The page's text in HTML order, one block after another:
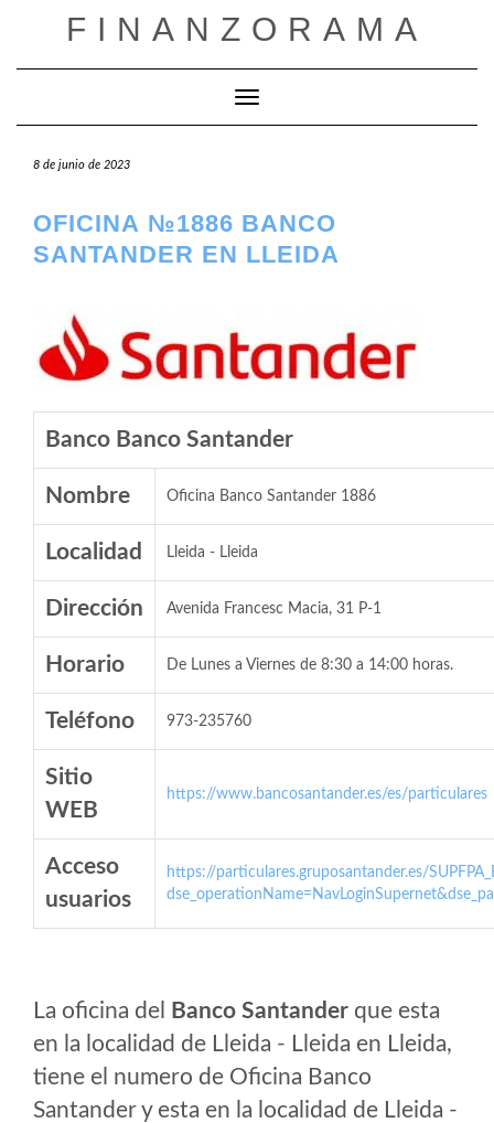
FINANZORAMA
Cambiar modo de navegación
8 de junio de 2023
OFICINA №1886 BANCO
SANTANDER EN LLEIDA
Banco Banco Santander
Nombre Oficina Banco Santander 1886
Localidad Lleida - Lleida
Dirección Avenida Francesc Macia, 31 P-1
Horario De Lunes a Viernes de 8:30 a 14:00 horas.
Teléfono 973-235760
Sitio
WEB
https://www.bancosantander.es/es/particulares
Acceso
usuarios
https://particulares.gruposantander.es/
La oficina del Banco Santander que esta
en la localidad de Lleida - Lleida en Lleida,
tiene el numero de Oficina Banco
Santander y esta en la localidad de Lleida -